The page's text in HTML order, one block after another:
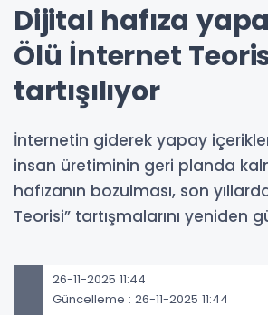
Dijital hafıza
Ölü İnternet
tartışılıyor
İnternetin giderek yapay
insan üretiminin geri planda
hafızanın bozulması, son
Teorisi” tartışmalarını yeniden
26-11-2025 11:44
Güncelleme : 26-11-2025 11:44